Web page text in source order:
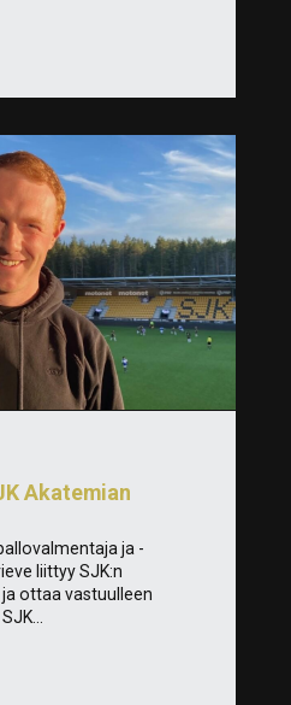
Akatemian
ja -
liittyy SJK:n
ottaa vastuulleen